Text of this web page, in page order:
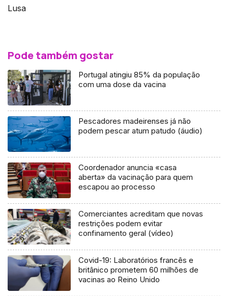
Lusa
Pode também gostar
Portugal atingiu 85% da população
com uma dose da vacina
Pescadores madeirenses já não
podem pescar atum patudo (áudio)
Coordenador anuncia «casa
aberta» da vacinação para quem
escapou ao processo
Comerciantes acreditam que novas
restrições podem evitar
confinamento geral (vídeo)
Covid-19: Laboratórios francês e
britânico prometem 60 milhões de
vacinas ao Reino Unido